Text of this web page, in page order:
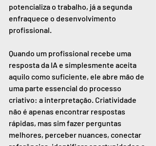
potencializa o trabalho, já a segunda
enfraquece o desenvolvimento
profissional.
Quando um profissional recebe uma
resposta da IA e simplesmente aceita
aquilo como suficiente, ele abre mão de
uma parte essencial do processo
criativo: a interpretação. Criatividade
não é apenas encontrar respostas
rápidas, mas sim fazer perguntas
melhores, perceber nuances, conectar